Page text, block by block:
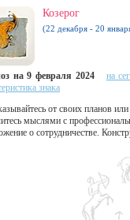
Козерог
(22 декабря - 20
на 9 февраля 2024
на
знака
от своих планов
мыслями с
о сотрудничестве.